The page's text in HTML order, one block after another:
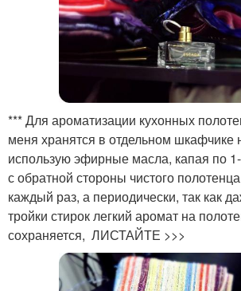
*** Для ароматизации кухонных
меня хранятся в отдельном шкафчике
использую эфирные масла, капая по
с обратной стороны чистого
каждый раз, а периодически, так как
тройки стирок легкий аромат на
сохраняется, ЛИСТАЙТЕ >>>